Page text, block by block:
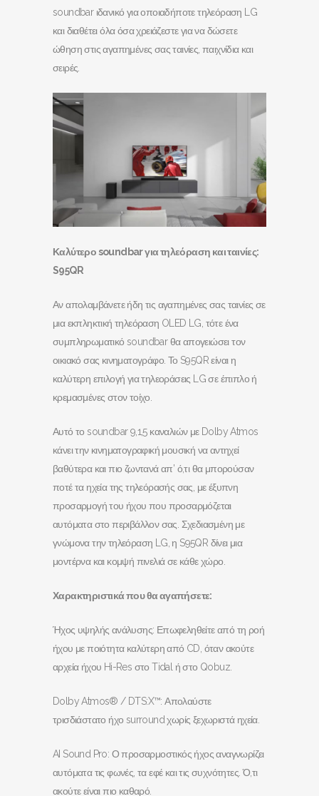
soundbar ιδανικό για οποιαδήποτε τηλεόραση LG
και διαθέτει όλα όσα χρειάζεστε για να δώσετε
ώθηση στις αγαπημένες σας ταινίες, παιχνίδια και
σειρές.
Καλύτερο soundbarγια τηλεόραση και ταινίες:
S95QR
Αν απολαμβάνετε ήδη τις αγαπημένες σας ταινίες σε
μια εκπληκτική τηλεόραση OLED LG, τότε ένα
συμπληρωματικό soundbar θα απογειώσει τον
οικιακό σας κινηματογράφο. Το S95QR είναι η
καλύτερη επιλογή για τηλεοράσεις LG σε έπιπλο ή
κρεμασμένες στον τοίχο.
Αυτό το soundbar 9,1,5 καναλιών με Dolby Atmos
κάνει την κινηματογραφική μουσική να αντηχεί
βαθύτερα και πιο ζωντανά απ’ ό,τι θα μπορούσαν
ποτέ τα ηχεία της τηλεόρασής σας, με έξυπνη
προσαρμογή του ήχου που προσαρμόζεται
αυτόματα στο περιβάλλον σας. Σχεδιασμένη με
γνώμονα την τηλεόραση LG, η S95QR δίνει μια
μοντέρνα και κομψή πινελιά σε κάθε χώρο.
Χαρακτηριστικά που θα αγαπήσετε:
Ήχος υψηλής ανάλυσης: Επωφεληθείτε από τη ροή
ήχου με ποιότητα καλύτερη από CD, όταν ακούτε
αρχεία ήχου Hi-Res στο Tidal ή στο Qobuz.
Dolby Atmos® / DTS:X™: Απολαύστε
τρισδιάστατο ήχο surround χωρίς ξεχωριστά ηχεία.
AI Sound Pro: Ο προσαρμοστικός ήχος αναγνωρίζει
αυτόματα τις φωνές, τα εφέ και τις συχνότητες. Ό,τι
ακούτε είναι πιο καθαρό.